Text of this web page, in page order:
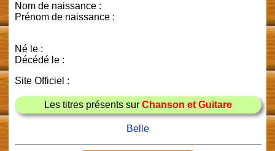
Nom de naissance :
Prénom de naissance :
Né le :
Décédé le :
Site Officiel :
Les titres présents sur Chanson et Guitare
Belle